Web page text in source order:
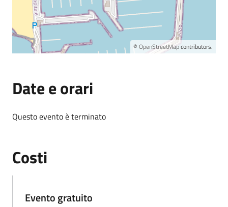
© OpenStreetMapcontributors.
Date e orari
Questo evento è terminato
Costi
Evento gratuito